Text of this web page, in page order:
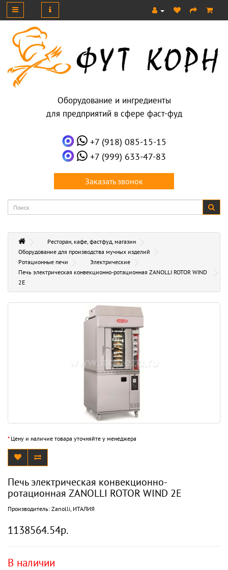
Оборудование и ингредиенты
для предприятий в сфере фаст-фуд
+7 (918) 085-15-15
+7 (999) 633-47-83
Заказать звонок
Ресторан, кафе, фастфуд, магазин
Оборудование для производства мучных изделий
Ротационные печи
Электрические
Печь электрическая конвекционно-ротационная ZANOLLI ROTOR WIND
2E
*Цену и наличие товара уточняйте у менеджера
Печь электрическая конвекционно-
ротационная ZANOLLI ROTOR WIND 2E
Производитель: Zanolli, ИТАЛИЯ
1138564.54р.
В наличии